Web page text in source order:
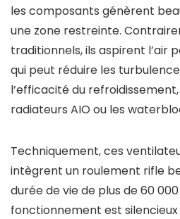
les composants génèrent
une zone restreinte.
traditionnels, ils aspirent l’air
qui peut réduire les
l’efficacité du
radiateurs AIO ou les
Techniquement, ces
intègrent un roulement rifle
durée de vie de plus de 60
fonctionnement est